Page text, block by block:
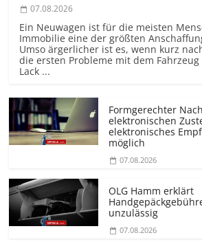
07.08.2026
Ein Neuwagen ist für die meisten
Immobilie eine der größten
Umso ärgerlicher ist es, wenn kurz
die ersten Probleme mit dem
Lack ...
Formgerechter
elektronischen
elektronisches
möglich
07.08.2026
OLG Hamm erklärt
unzulässig
07.08.2026